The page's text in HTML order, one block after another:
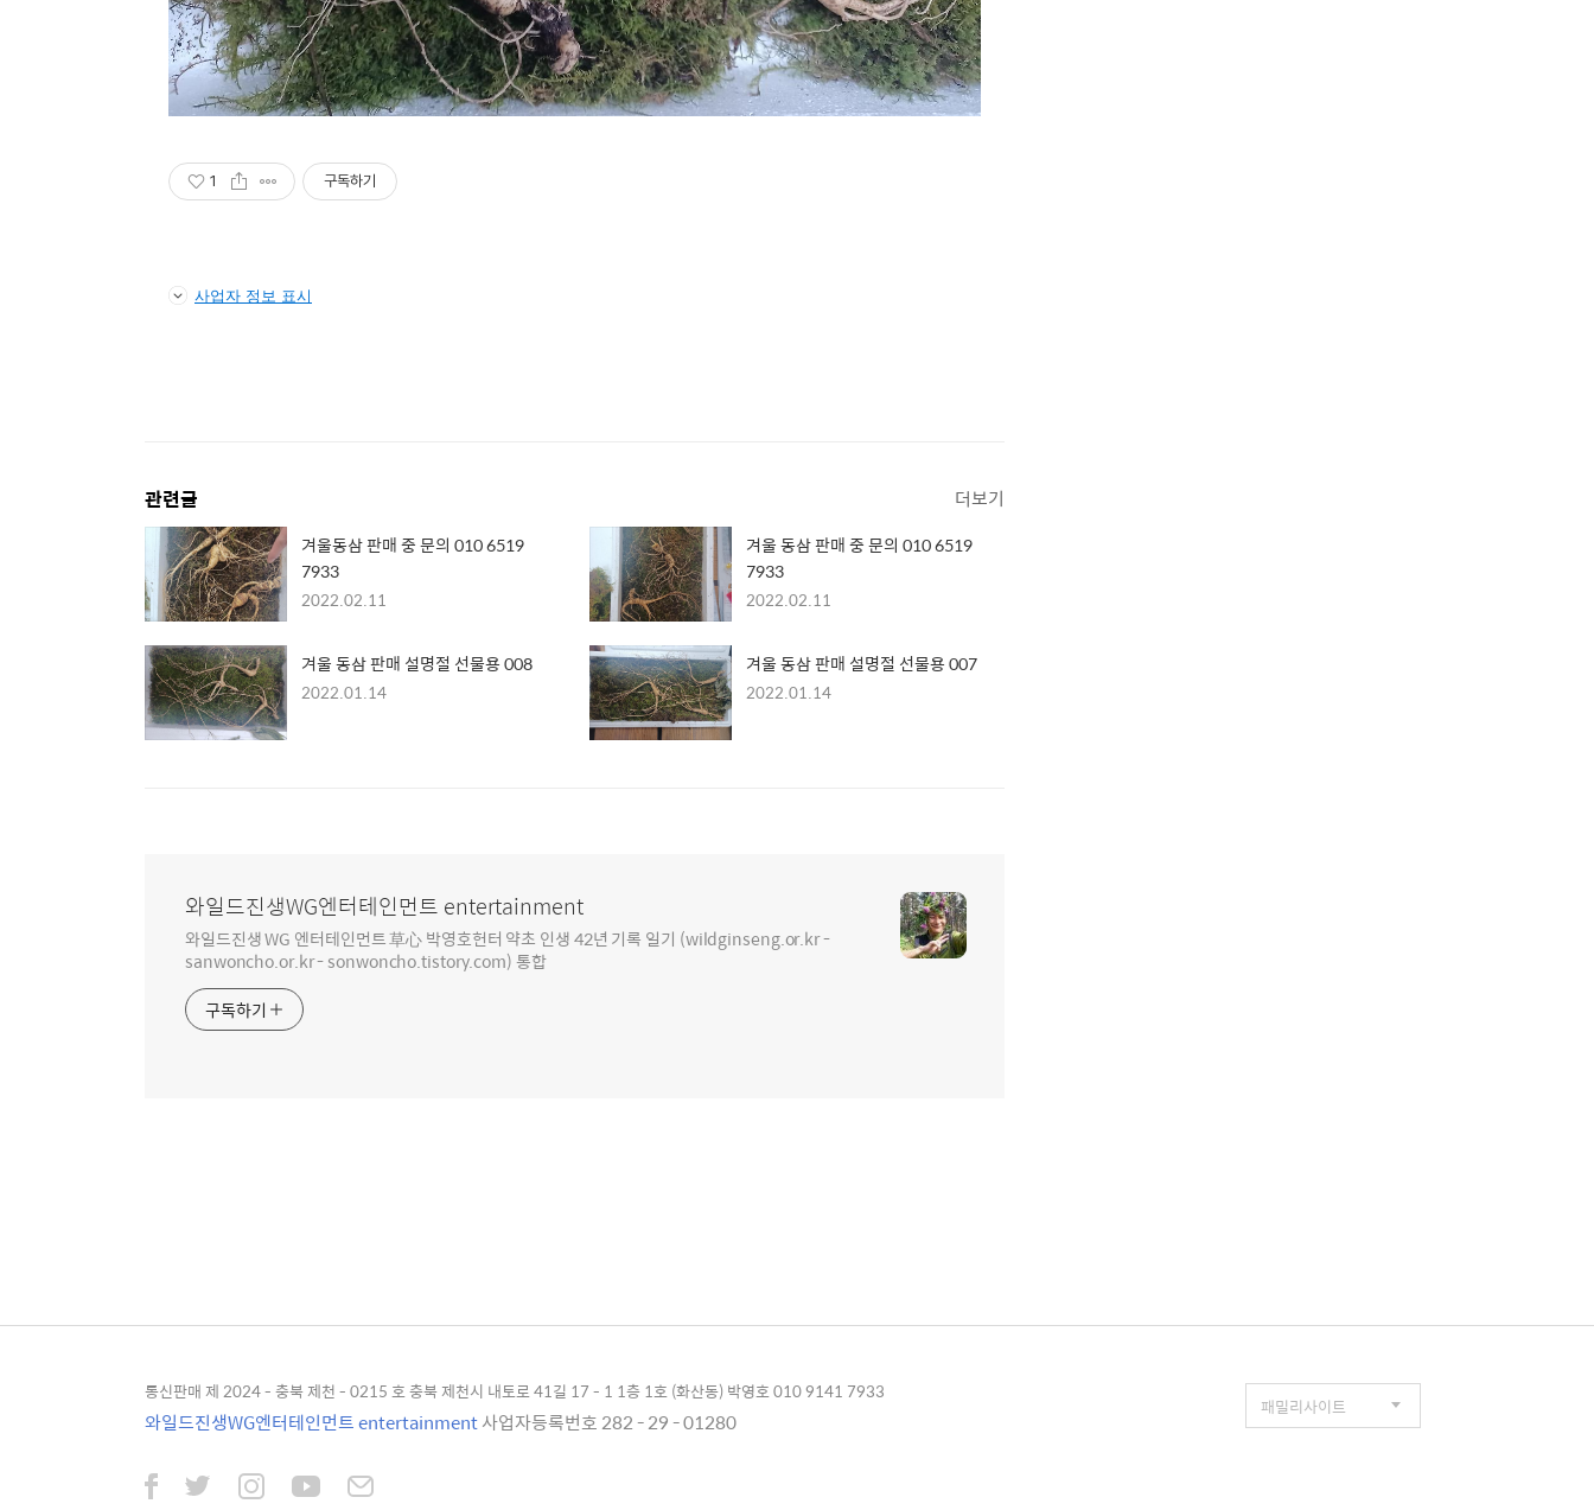
1 구독하기
사업자 정보 표시
관련글 더보기
겨울동삼 판매 중 문의 010 6519
7933
2022.02.11
겨울 동삼 판매 중 문의 010 6519
7933
2022.02.11
겨울 동삼 판매 설명절 선물용 008
2022.01.14
겨울 동삼 판매 설명절 선물용 007
2022.01.14
와일드진생WG엔터테인먼트 entertainment
와일드진생 WG 엔터테인먼트 草心 박영호헌터 약초 인생 42년 기록 일기 (wildginseng.or.kr -
sanwoncho.or.kr - sonwoncho.tistory.com) 통합
구독하기
통신판매 제 2024 - 충북 제천 - 0215 호 충북 제천시 내토로 41길 17 - 1 1층 1호 (화산동) 박영호 010 9141 7933
와일드진생WG엔터테인먼트 entertainment사업자등록번호 282 - 29 - 01280